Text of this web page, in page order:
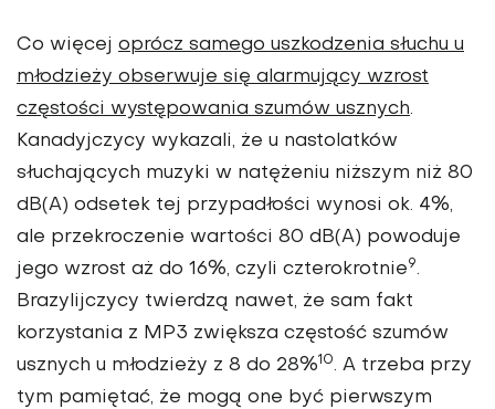
Co więcej oprócz samego uszkodzenia słuchu u
młodzieży obserwuje się alarmujący wzrost
częstości występowania szumów usznych.
Kanadyjczycy wykazali, że u nastolatków
słuchających muzyki w natężeniu niższym niż 80
dB(A) odsetek tej przypadłości wynosi ok. 4%,
ale przekroczenie wartości 80 dB(A) powoduje
jego wzrost aż do 16%, czyli czterokrotnie9.
Brazylijczycy twierdzą nawet, że sam fakt
korzystania z MP3 zwiększa częstość szumów
usznych u młodzieży z 8 do 28%10. A trzeba przy
tym pamiętać, że mogą one być pierwszym